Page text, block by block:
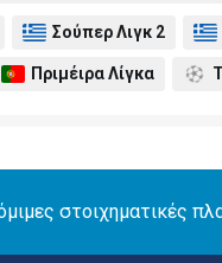
Σούπερ Λιγκ 2
Πριμέιρα Λίγκα
στοιχηματικές